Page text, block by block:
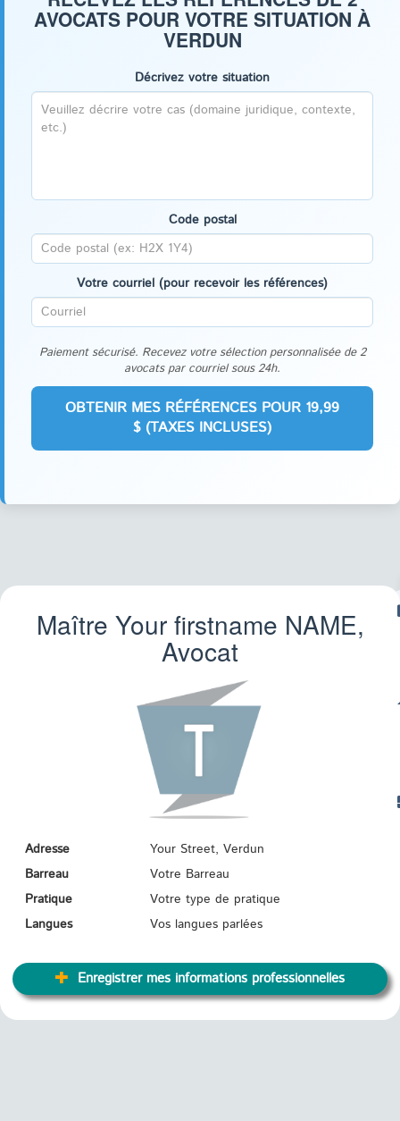
AVOCATS POUR VOTRE SITUATION À
VERDUN
Décrivez votre situation
Code postal
Votre courriel (pour recevoir les références)
Paiement sécurisé. Recevez votre sélection personnalisée de 2
avocats par courriel sous 24h.
Maître Your firstname NAME,
Avocat
Adresse
Your Street, Verdun
Barreau
Votre Barreau
Pratique
Votre type de pratique
Langues
Vos langues parlées
Enregistrer mes informations professionnelles